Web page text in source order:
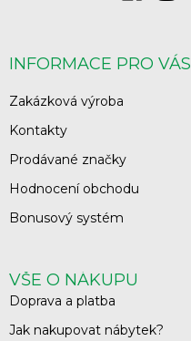
INFORMACE PRO VÁS
Zakázková výroba
Kontakty
Prodávané značky
Hodnocení obchodu
Bonusový systém
VŠE O NÁKUPU
Doprava a platba
Jak nakupovat nábytek?